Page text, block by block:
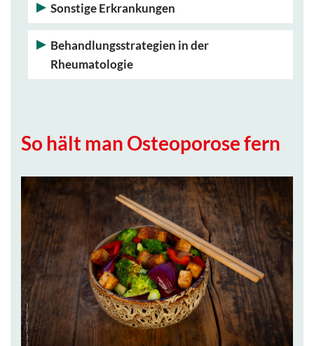
Sonstige Erkrankungen
Behandlungsstrategien in der
Rheumatologie
So hält man Osteoporose fern